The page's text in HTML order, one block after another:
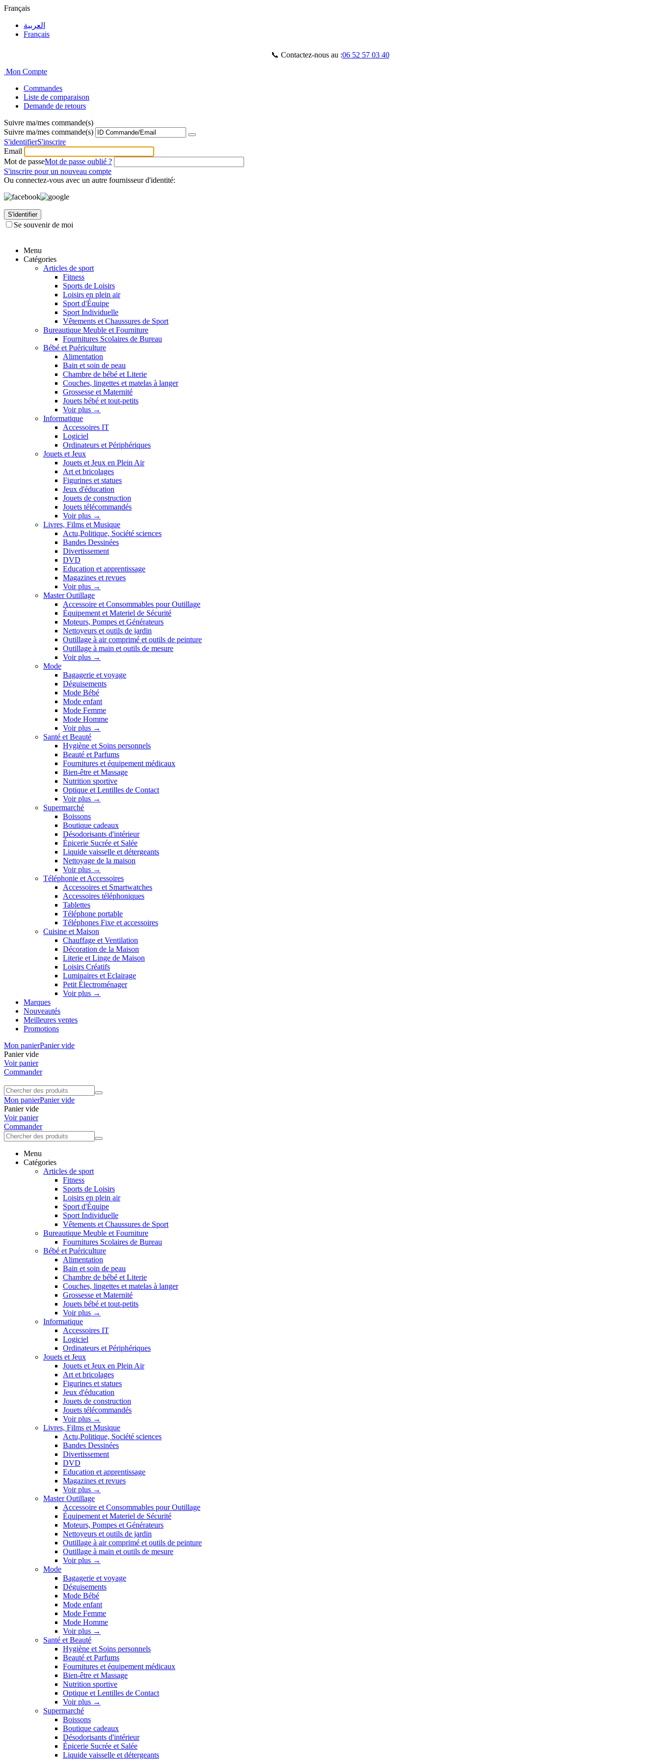
Français
العربية
Français
📞 Contactez-nous au :06 52 57 03 40
Mon Compte
Commandes
Liste de comparaison
Demande de retours
Suivre ma/mes commande(s)
Suivre ma/mes commande(s)
S'identifierS'inscrire
Email
Mot de passeMot de passe oublié ?
S'inscrire pour un nouveau compte
Ou connectez-vous avec un autre fournisseur d'identité:
S'identifier
Se souvenir de moi
Menu
Catégories
Articles de sport
Fitness
Sports de Loisirs
Loisirs en plein air
Sport d'Équipe
Sport Individuelle
Vêtements et Chaussures de Sport
Bureautique Meuble et Fourniture
Fournitures Scolaires de Bureau
Bébé et Puériculture
Alimentation
Bain et soin de peau
Chambre de bébé et Literie
Couches, lingettes et matelas à langer
Grossesse et Maternité
Jouets bébé et tout-petits
Voir plus →
Informatique
Accessoires IT
Logiciel
Ordinateurs et Périphériques
Jouets et Jeux
Jouets et Jeux en Plein Air
Art et bricolages
Figurines et statues
Jeux d'éducation
Jouets de construction
Jouets télécommandés
Voir plus →
Livres, Films et Musique
Actu,Politique, Société sciences
Bandes Dessinées
Divertissement
DVD
Education et apprentissage
Magazines et revues
Voir plus →
Master Outillage
Accessoire et Consommables pour Outillage
Équipement et Materiel de Sécurité
Moteurs, Pompes et Générateurs
Nettoyeurs et outils de jardin
Outillage à air comprimé et outils de peinture
Outillage à main et outils de mesure
Voir plus →
Mode
Bagagerie et voyage
Déguisements
Mode Bébé
Mode enfant
Mode Femme
Mode Homme
Voir plus →
Santé et Beauté
Hygiène et Soins personnels
Beauté et Parfums
Fournitures et équipement médicaux
Bien-être et Massage
Nutrition sportive
Optique et Lentilles de Contact
Voir plus →
Supermarché
Boissons
Boutique cadeaux
Désodorisants d'intérieur
Épicerie Sucrée et Salée
Liquide vaisselle et détergeants
Nettoyage de la maison
Voir plus →
Téléphonie et Accessoires
Accessoires et Smartwatches
Accessoires téléphoniques
Tablettes
Téléphone portable
Téléphones Fixe et accessoires
Cuisine et Maison
Chauffage et Ventilation
Décoration de la Maison
Literie et Linge de Maison
Loisirs Créatifs
Luminaires et Eclairage
Petit Électroménager
Voir plus →
Marques
Nouveautés
Meilleures ventes
Promotions
Mon panierPanier vide
Panier vide
Voir panier
Commander
Mon panierPanier vide
Panier vide
Voir panier
Commander
Menu
Catégories
Articles de sport
Fitness
Sports de Loisirs
Loisirs en plein air
Sport d'Équipe
Sport Individuelle
Vêtements et Chaussures de Sport
Bureautique Meuble et Fourniture
Fournitures Scolaires de Bureau
Bébé et Puériculture
Alimentation
Bain et soin de peau
Chambre de bébé et Literie
Couches, lingettes et matelas à langer
Grossesse et Maternité
Jouets bébé et tout-petits
Voir plus →
Informatique
Accessoires IT
Logiciel
Ordinateurs et Périphériques
Jouets et Jeux
Jouets et Jeux en Plein Air
Art et bricolages
Figurines et statues
Jeux d'éducation
Jouets de construction
Jouets télécommandés
Voir plus →
Livres, Films et Musique
Actu,Politique, Société sciences
Bandes Dessinées
Divertissement
DVD
Education et apprentissage
Magazines et revues
Voir plus →
Master Outillage
Accessoire et Consommables pour Outillage
Équipement et Materiel de Sécurité
Moteurs, Pompes et Générateurs
Nettoyeurs et outils de jardin
Outillage à air comprimé et outils de peinture
Outillage à main et outils de mesure
Voir plus →
Mode
Bagagerie et voyage
Déguisements
Mode Bébé
Mode enfant
Mode Femme
Mode Homme
Voir plus →
Santé et Beauté
Hygiène et Soins personnels
Beauté et Parfums
Fournitures et équipement médicaux
Bien-être et Massage
Nutrition sportive
Optique et Lentilles de Contact
Voir plus →
Supermarché
Boissons
Boutique cadeaux
Désodorisants d'intérieur
Épicerie Sucrée et Salée
Liquide vaisselle et détergeants